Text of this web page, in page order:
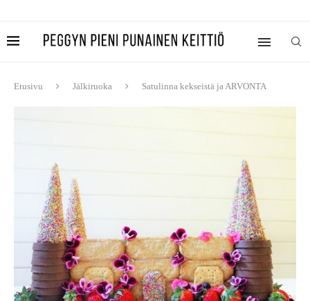
Etusivu Jälkiruoka Satulinna kekseistä ja ARVONTA